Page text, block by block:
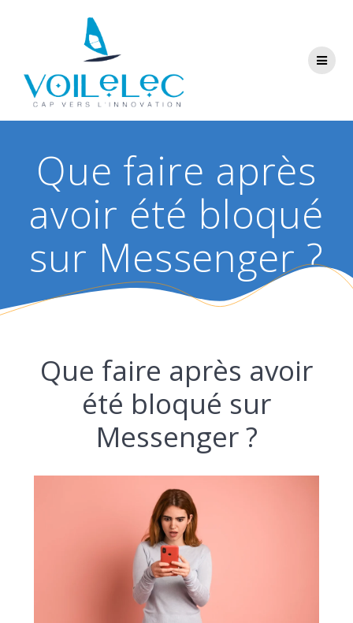
Que faire après
avoir été bloqué
sur Messenger ?
Que faire après avoir
été bloqué sur
Messenger ?